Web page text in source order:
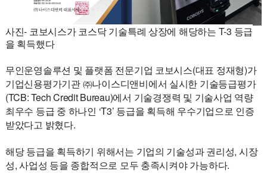
사진- 코보시스가 코스닥 기술특례 상장에 해당하는 T-3 등급
을 획득했다
무인운영솔루션 및 플랫폼 전문기업 코보시스(대표 정재형)가
기업신용평가기관 ㈜나이스디앤비에서 실시한 기술등급평가
(TCB: Tech Credit Bureau)에서 기술경쟁력 및 기술사업 역량
최우수 등급 중 하나인 ‘T3’ 등급을 획득해 우수기업으로 인증
받았다고 밝혔다.
해당 등급을 획득하기 위해서는 기업의 기술성과 권리성, 시장
성, 사업성 등을 종합적으로 모두 충족시켜야 가능하다.